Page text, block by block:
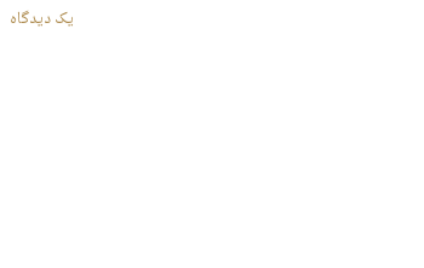
یک دیدگاه